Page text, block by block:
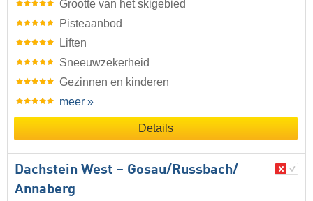
Grootte van het skigebied
Pisteaanbod
Liften
Sneeuwzekerheid
Gezinnen en kinderen
meer »
Details
Dachstein West – Gosau/​Russbach/​
Annaberg